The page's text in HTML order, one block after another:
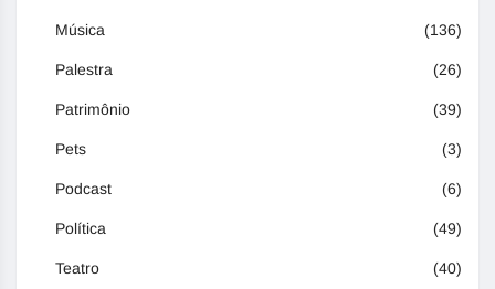
Música (136)
Palestra (26)
Patrimônio (39)
Pets (3)
Podcast (6)
Política (49)
Teatro (40)